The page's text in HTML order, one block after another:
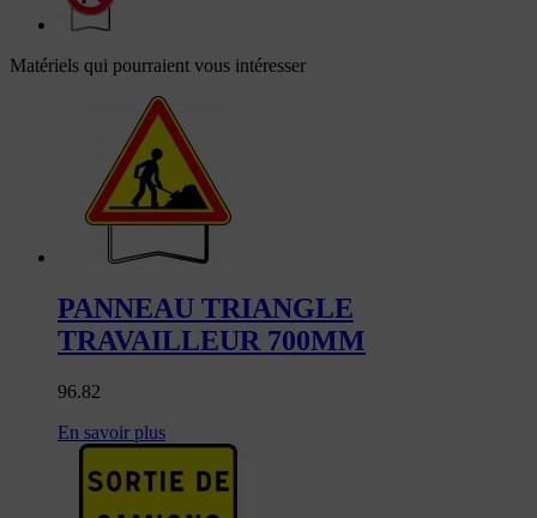
Matériels qui pourraient vous intéresser
PANNEAU TRIANGLE
TRAVAILLEUR 700MM
96.82
En savoir plus